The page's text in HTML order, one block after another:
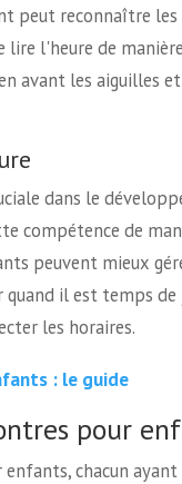
peut reconnaître
l'heure de
avant les aiguilles
dans le
compétence de
peuvent mieux
il est temps
les horaires.
: le guide
pour
chacun